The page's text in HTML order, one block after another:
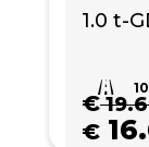
1.0 t-
€
€